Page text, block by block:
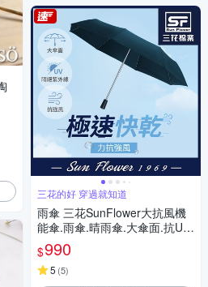
三花的好 穿過就知道
雨傘 三花SunFlower大抗風機
能傘.雨傘.晴雨傘.大傘面.抗UV
防曬_午夜藍
$990
5 (5)